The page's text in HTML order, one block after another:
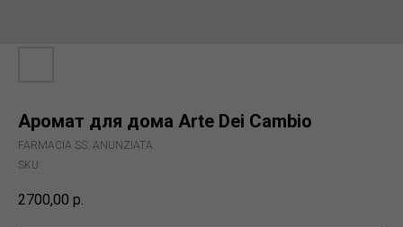
Аромат для дома Arte Dei Cambio
FARMACIA SS. ANUNZIATA
SKU:
2700,00 р.